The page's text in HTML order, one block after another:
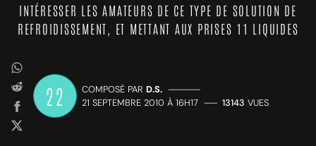
INTÉRESSER LES AMATEURS DE CE TYPE DE SOLUTION DE
REFROIDISSEMENT, ET METTANT AUX PRISES 11 LIQUIDES
22 COMPOSÉ PAR D.S. —————
21 SEPTEMBRE 2010 À 16H17 —— 13143 VUES